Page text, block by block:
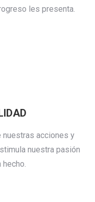
les presenta.
acciones y
nuestra pasión
hecho.